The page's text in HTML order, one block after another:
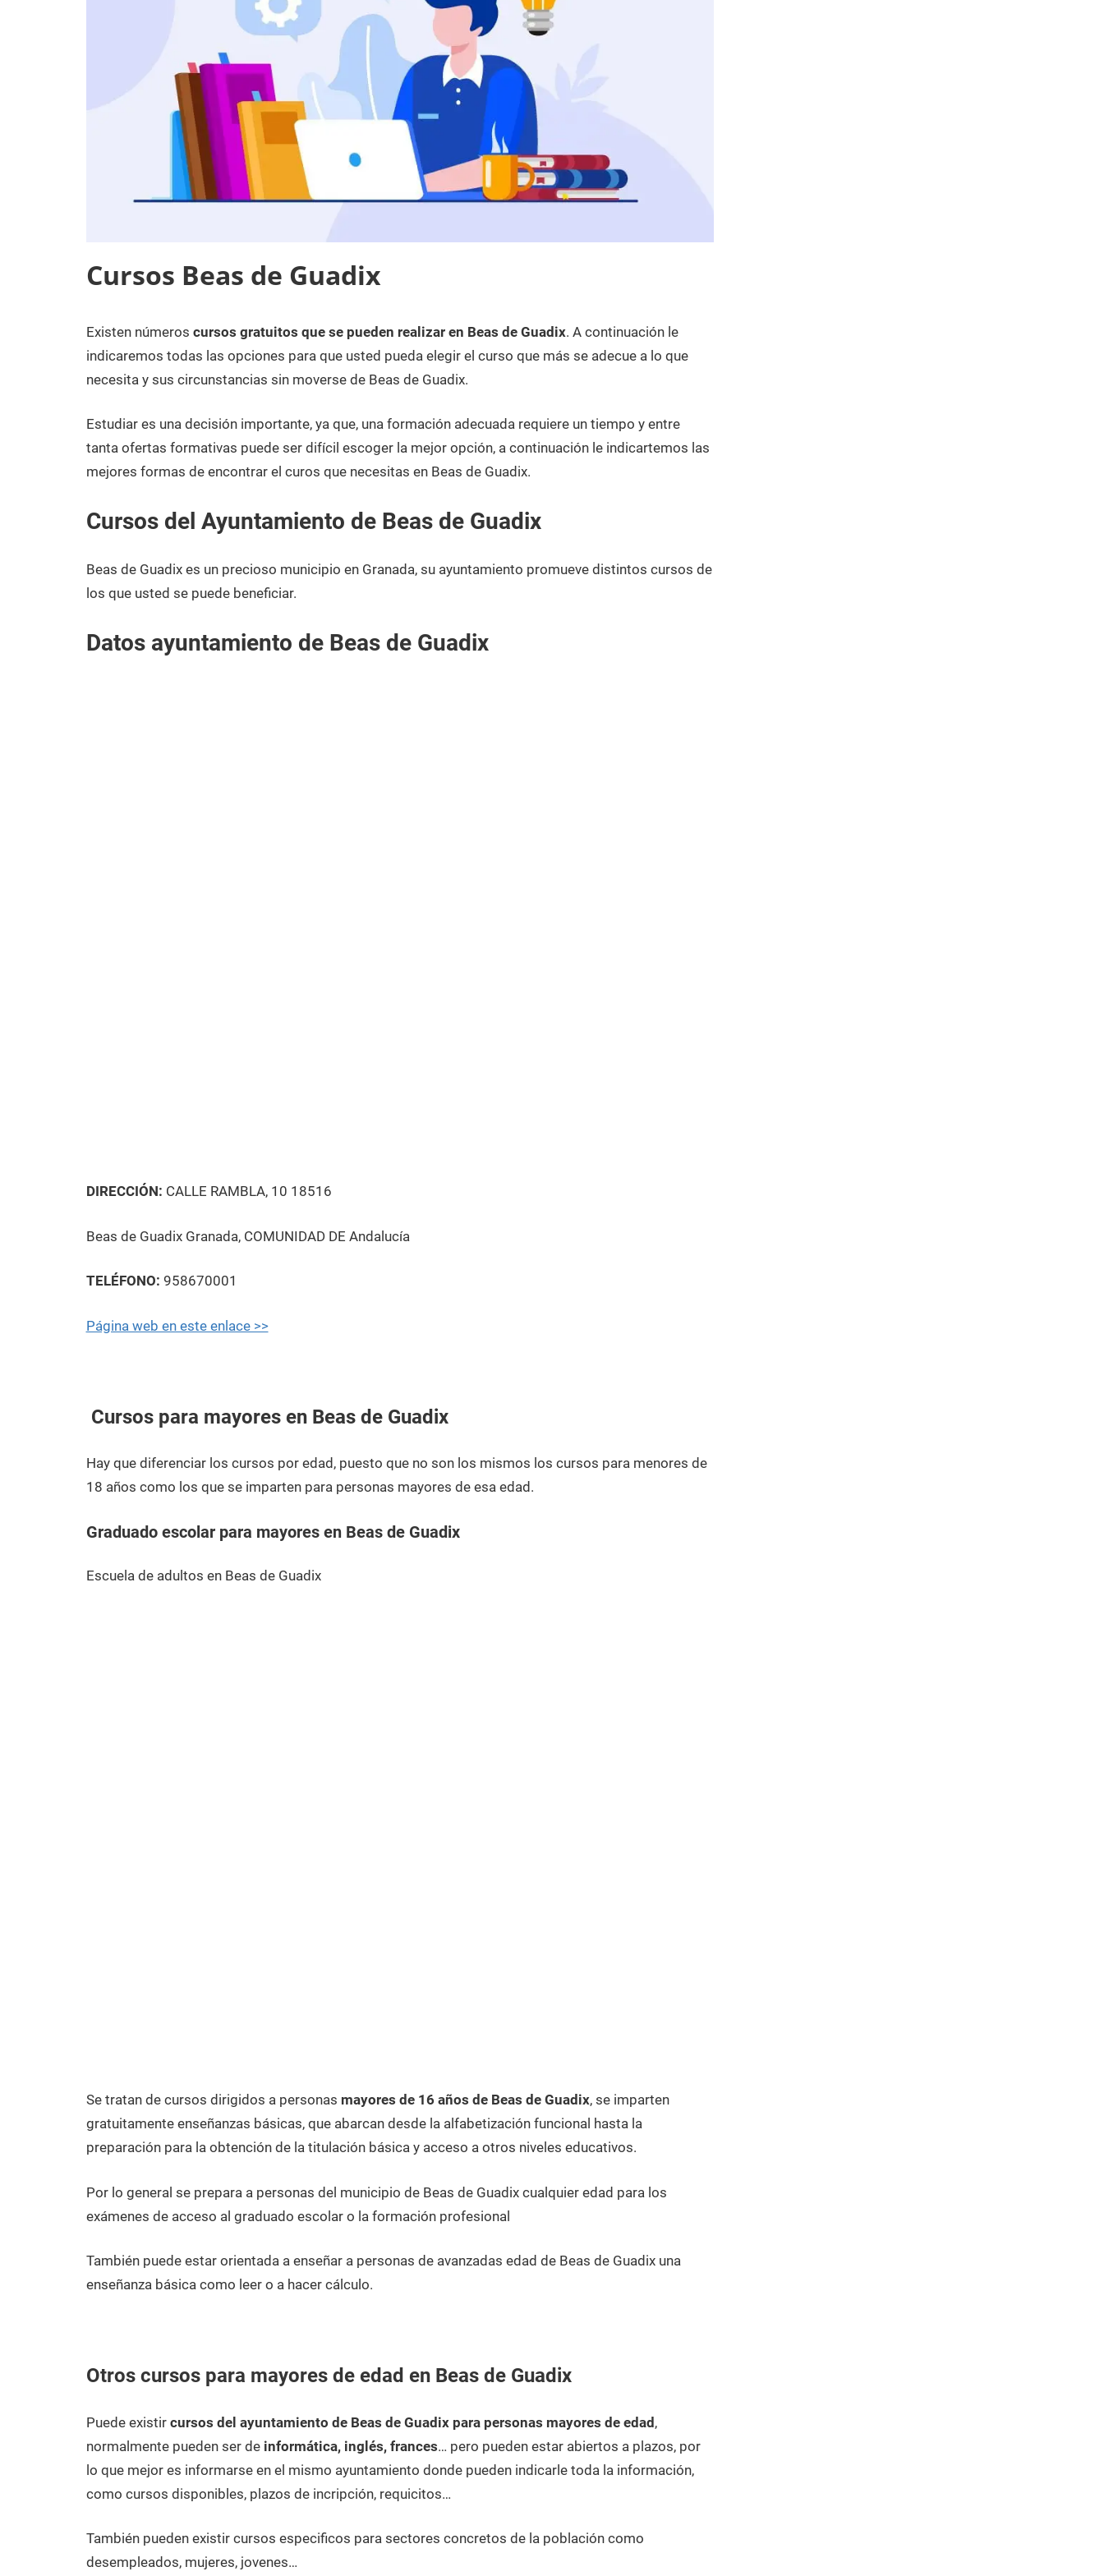
Cursos Beas de Guadix
1
de
diciembre
2020
Maria
Cursos
en
Granada
Existen números cursos gratuitos que se pueden realizar en Beas de Guadix. A continuación le
indicaremos todas las opciones para que usted pueda elegir el curso que más se adecue a lo que
necesita y sus circunstancias sin moverse de Beas de Guadix.
Estudiar es una decisión importante, ya que, una formación adecuada requiere un tiempo y entre
tanta ofertas formativas puede ser difícil escoger la mejor opción, a continuación le indicartemos las
mejores formas de encontrar el curos que necesitas en Beas de Guadix.
Cursos del Ayuntamiento de Beas de Guadix
Beas de Guadix es un precioso municipio en Granada, su ayuntamiento promueve distintos cursos de
los que usted se puede beneficiar.
Datos ayuntamiento de Beas de Guadix
DIRECCIÓN: CALLE RAMBLA, 10 18516
Beas de Guadix Granada, COMUNIDAD DE Andalucía
TELÉFONO: 958670001
Página web en este enlace >>
Cursos para mayores en Beas de Guadix
Hay que diferenciar los cursos por edad, puesto que no son los mismos los cursos para menores de
18 años como los que se imparten para personas mayores de esa edad.
Graduado escolar para mayores en Beas de Guadix
Escuela de adultos en Beas de Guadix
Se tratan de cursos dirigidos a personas mayores de 16 años de Beas de Guadix, se imparten
gratuitamente enseñanzas básicas, que abarcan desde la alfabetización funcional hasta la
preparación para la obtención de la titulación básica y acceso a otros niveles educativos.
Por lo general se prepara a personas del municipio de Beas de Guadix cualquier edad para los
exámenes de acceso al graduado escolar o la formación profesional
También puede estar orientada a enseñar a personas de avanzadas edad de Beas de Guadix una
enseñanza básica como leer o a hacer cálculo.
Otros cursos para mayores de edad en Beas de Guadix
Puede existir cursos del ayuntamiento de Beas de Guadix para personas mayores de edad,
normalmente pueden ser de informática, inglés, frances… pero pueden estar abiertos a plazos, por
lo que mejor es informarse en el mismo ayuntamiento donde pueden indicarle toda la información,
como cursos disponibles, plazos de incripción, requicitos…
También pueden existir cursos especificos para sectores concretos de la población como
desempleados, mujeres, jovenes…